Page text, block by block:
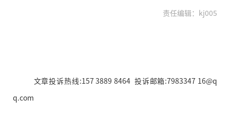
责任编辑：kj005
文章投诉热线:157 3889 8464 投诉邮箱:7983347 16@q
q.com